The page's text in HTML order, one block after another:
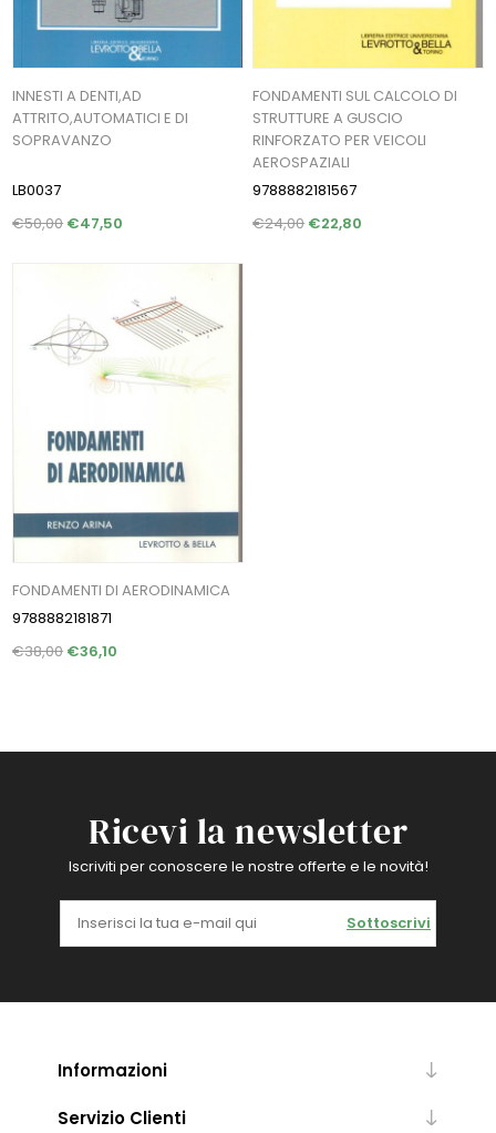
INNESTI A DENTI,AD
ATTRITO,AUTOMATICI E DI
SOPRAVANZO
LB0037
€50,00 €47,50
FONDAMENTI SUL CALCOLO DI
STRUTTURE A GUSCIO
RINFORZATO PER VEICOLI
AEROSPAZIALI
9788882181567
€24,00€22,80
FONDAMENTI DI AERODINAMICA
9788882181871
€38,00 €36,10
Ricevi la newsletter
Iscriviti per conoscere le nostre offerte e le novità!
Sottoscrivi
Informazioni
Servizio Clienti